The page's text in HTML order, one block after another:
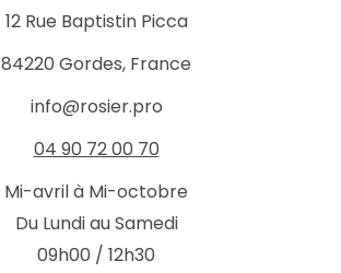
12 Rue Baptistin Picca
84220 Gordes, France
info@rosier.pro
04 90 72 00 70
Mi-avril à Mi-octobre
Du Lundi au Samedi
09h00 / 12h30